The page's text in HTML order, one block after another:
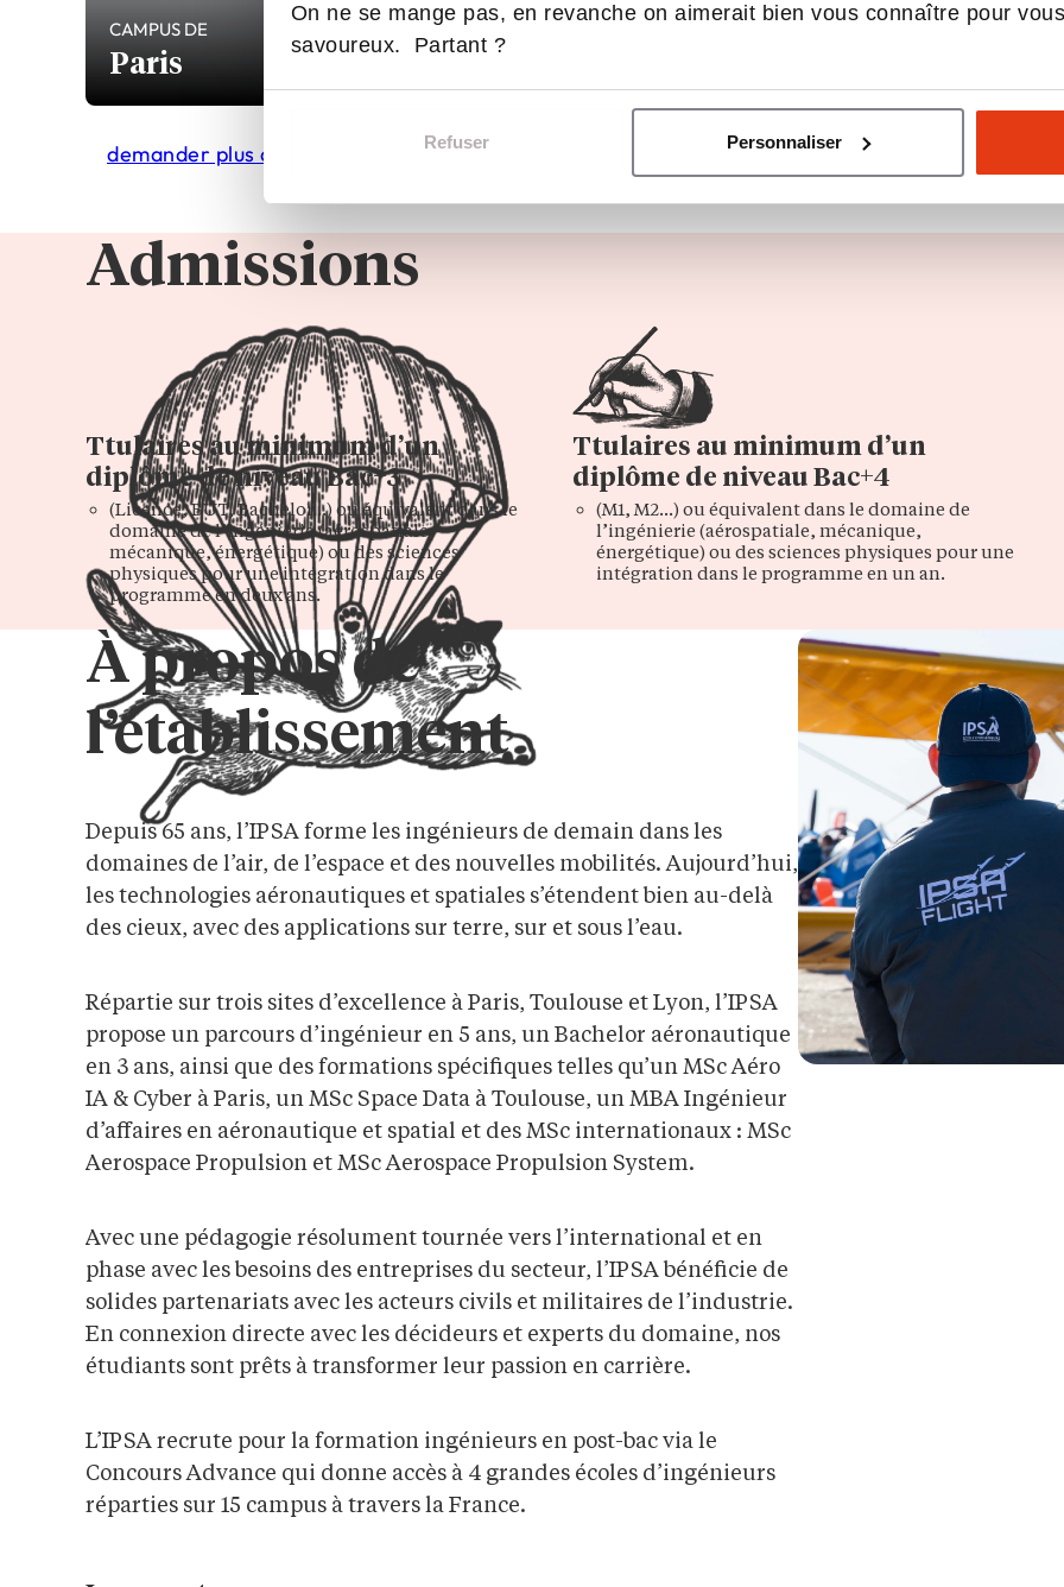
On ne se mange pas, en revanche on aimerait bien vous connaître pour
savoureux. Partant ?
Refuser Personnaliser
CAMPUS DE
Paris
demander plus d'infos
Admissions
Ttulaires au minimum d’un
diplôme de niveau Bac+3
(Licence, BUT, Bachelor…) ou équivalent dans le
domaine de l’ingénierie (aérospatiale,
mécanique, énergétique) ou des sciences
physiques pour une intégration dans le
programme en deux ans.
Ttulaires au minimum d’un
diplôme de niveau Bac+4
(M1, M2…) ou équivalent dans le domaine de
l’ingénierie (aérospatiale, mécanique,
énergétique) ou des sciences physiques pour une
intégration dans le programme en un an.
À propos de
l’établissement
Depuis 65 ans, l’IPSA forme les ingénieurs de demain dans les
domaines de l’air, de l’espace et des nouvelles mobilités. Aujourd’hui,
les technologies aéronautiques et spatiales s’étendent bien au-delà
des cieux, avec des applications sur terre, sur et sous l’eau.
Répartie sur trois sites d’excellence à Paris, Toulouse et Lyon, l’IPSA
propose un parcours d’ingénieur en 5 ans, un Bachelor aéronautique
en 3 ans, ainsi que des formations spécifiques telles qu’un MSc Aéro
IA & Cyber à Paris, un MSc Space Data à Toulouse, un MBA Ingénieur
d’affaires en aéronautique et spatial et des MSc internationaux : MSc
Aerospace Propulsion et MSc Aerospace Propulsion System.
Avec une pédagogie résolument tournée vers l’international et en
phase avec les besoins des entreprises du secteur, l’IPSA bénéficie de
solides partenariats avec les acteurs civils et militaires de l’industrie.
En connexion directe avec les décideurs et experts du domaine, nos
étudiants sont prêts à transformer leur passion en carrière.
L’IPSA recrute pour la formation ingénieurs en post-bac via le
Concours Advance qui donne accès à 4 grandes écoles d’ingénieurs
réparties sur 15 campus à travers la France.